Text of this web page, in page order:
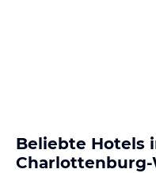
Beliebte Hotels